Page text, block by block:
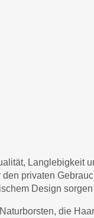
Langlebigkeit
privaten
Design
die